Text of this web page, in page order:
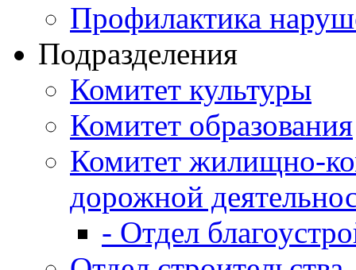
Профилактика
Подразделения
Комитет культуры
Комитет образования
Комитет жилищно-
дорожной
- Отдел